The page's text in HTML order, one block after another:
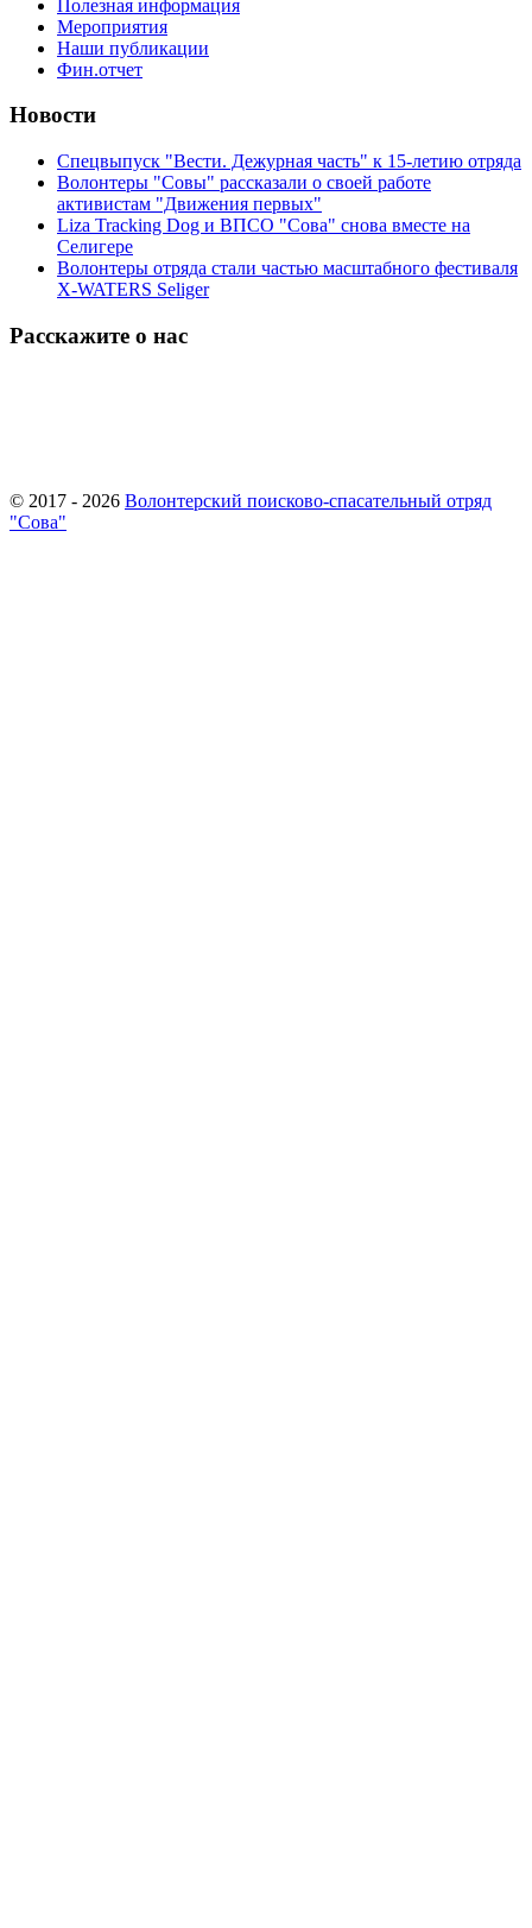
Полезная информация
Мероприятия
Наши публикации
Фин.отчет
Новости
Спецвыпуск "Вести. Дежурная часть" к 15-летию отряда
Волонтеры "Совы" рассказали о своей работе
активистам "Движения первых"
Liza Tracking Dog и ВПСО "Сова" снова вместе на
Селигере
Волонтеры отряда стали частью масштабного фестиваля
X-WATERS Seliger
Расскажите о нас
© 2017 - 2026 Волонтерский поисково-спасательный отряд
"Сова"